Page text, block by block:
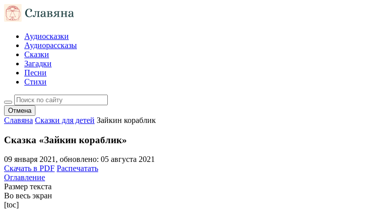
Аудиосказки
Аудиорассказы
Сказки
Загадки
Песни
Стихи
Отмена
Славяна Сказки для детей Зайкин кораблик
Сказка «Зайкин кораблик»
09 января 2021, обновлено: 05 августа 2021
Скачать в PDF Распечатать
Оглавление
Размер текста
Во весь экран
[toc]